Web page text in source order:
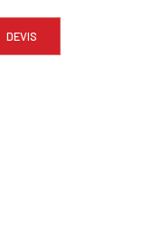
DEVIS